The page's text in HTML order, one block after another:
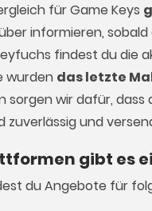
fürGame Keys
informieren,
findest du die
wurden das letzte
sorgen wir dafür,
zuverlässig und
gibt es
du Angebote für